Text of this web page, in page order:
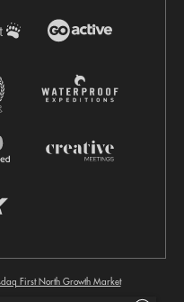
First North Growth Market